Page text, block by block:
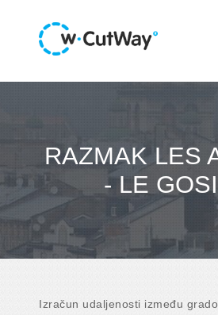
RAZMAK LES
- LE
Izračun udaljenosti između